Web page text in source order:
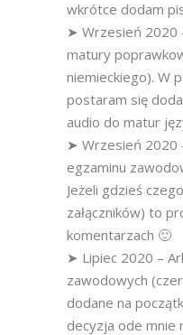
wkrótce dodam
➤ Wrzesień 2020
matury
niemieckiego). W
postaram się
audio do matur
➤ Wrzesień 2020
egzaminu
Jeżeli gdzieś
załączników) to
komentarzach 🙂
➤ Lipiec 2020 –
zawodowych
dodane na
decyzja ode mnie